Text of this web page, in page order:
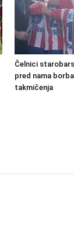
Čelnici
pred nama
takmičenja